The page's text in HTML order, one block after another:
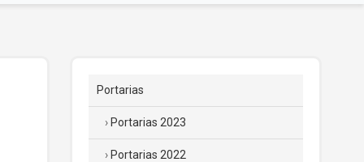
Portarias
Portarias 2023
Portarias 2022